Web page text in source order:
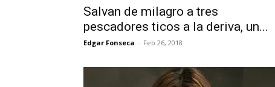
Salvan de milagro a tres
pescadores ticos a la deriva, un...
Edgar Fonseca - Feb 26, 2018